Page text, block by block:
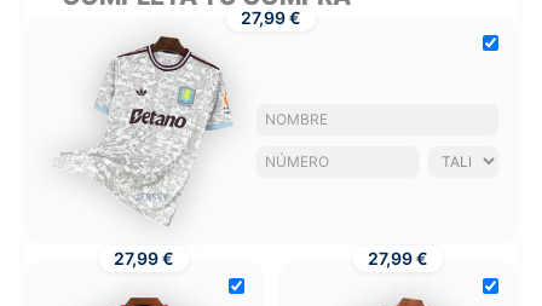
27,99 €
27,99 € 27,99 €